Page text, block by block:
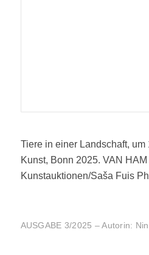
Tiere in einer Landschaft,
Kunst, Bonn 2025. VAN HAM
Kunstauktionen/Saša Fuis
AUSGABE 3/2025 – Autorin: